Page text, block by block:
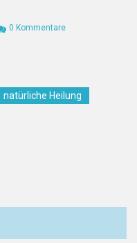
0 Kommentare
natürliche Heilung